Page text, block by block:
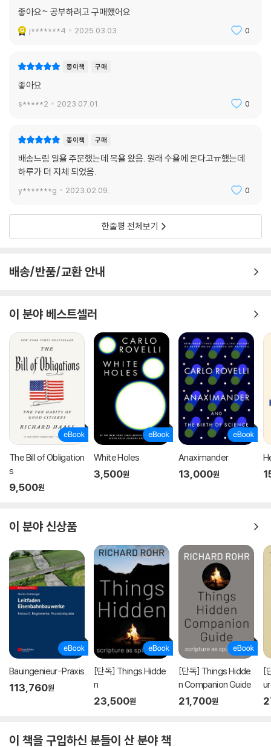
좋아요~ 공부하려고 구매했어요
j*******4 2025.03.03. 0
종이책 구매
좋아요
s*****2 2023.07.01. 0
종이책 구매
배송느림 일욜 주문했는데 목욜 왔음. 원래 수욜에 온다고ㅠ했는데
하루가 더 지체 되었음.
y*******g 2023.02.09. 0
한줄평 전체보기
배송/반품/교환 안내
이 분야 베스트셀러
The Bill of Obligation
s
9,500원
White Holes
3,500원
Anaximander
13,000원
이 분야 신상품
Bauingenieur-Praxis
113,760원
[단독] Things Hidde
n
23,500원
[단독] Things Hidde
n Companion Guide
21,700원
[
이 책을 구입하신 분들이 산 분야 책